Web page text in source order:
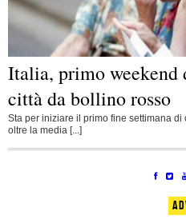
Italia, primo
città da bollino rosso
Sta per iniziare il primo fine settimana
oltre la media [...]